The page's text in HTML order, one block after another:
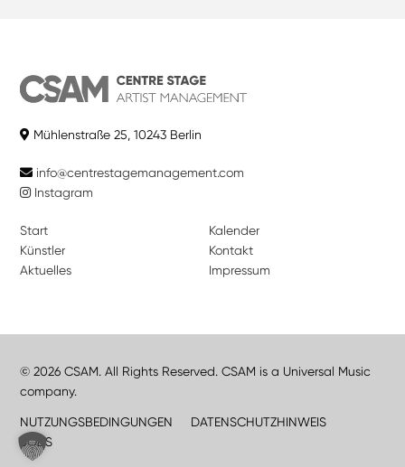
Mühlenstraße 25, 10243 Berlin
info@centrestagemanagement.com
Instagram
Start
Künstler
Aktuelles
Kalender
Kontakt
Impressum
© 2026 CSAM. All Rights Reserved. CSAM is a Universal Music
company.
NUTZUNGSBEDINGUNGEN
DATENSCHUTZHINWEIS
JOBS